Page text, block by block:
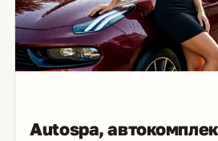
Autospa,